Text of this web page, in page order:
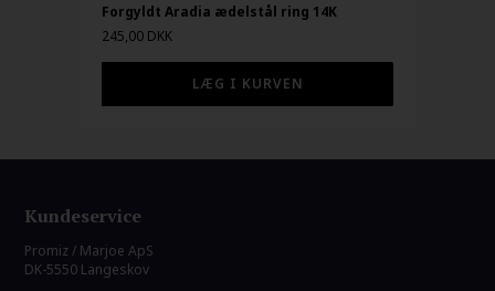
Forgyldt Aradia ædelstål ring 14K
245,00 DKK
Kundeservice
Promiz / Marjoe ApS
DK-5550 Langeskov